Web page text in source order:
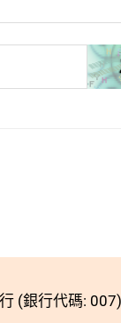
(銀行代碼: 007)